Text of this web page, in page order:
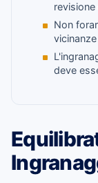
Non
deve